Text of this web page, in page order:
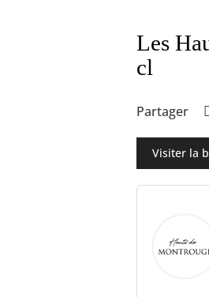
Les
cl
Partager
Visiter la